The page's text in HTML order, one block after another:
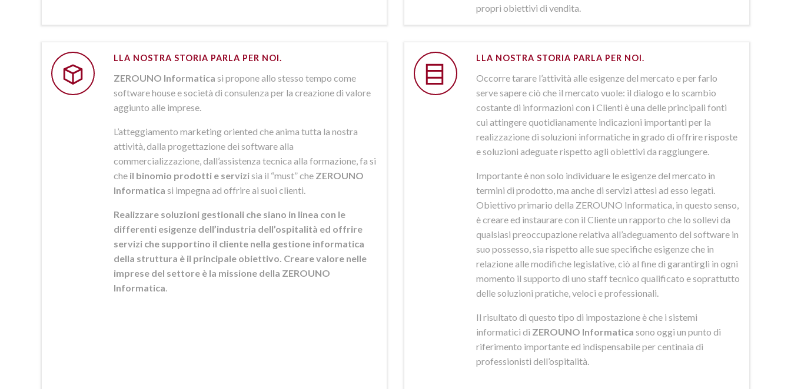
propri obiettivi di vendita.
LLA NOSTRA STORIA PARLA PER NOI.
ZEROUNO Informatica si propone allo stesso tempo come
software house e società di consulenza per la creazione di valore
aggiunto alle imprese.
L’atteggiamento marketing oriented che anima tutta la nostra
attività, dalla progettazione dei software alla
commercializzazione, dall’assistenza tecnica alla formazione, fa si
che il binomio prodotti e servizisia il “must” che ZEROUNO
Informatica si impegna ad offrire ai suoi clienti.
Realizzare soluzioni gestionali che siano in linea con le
differenti esigenze dell’industria dell’ospitalità ed offrire
servizi che supportino il cliente nella gestione informatica
della struttura è il principale obiettivo. Creare valore nelle
imprese del settore è la missione della ZEROUNO
Informatica
LLA NOSTRA STORIA PARLA PER NOI.
Occorre tarare l’attività alle esigenze del mercato e per farlo
serve sapere ciò che il mercato vuole: il dialogo e lo scambio
costante di informazioni con i Clienti è una delle principali fonti
cui attingere quotidianamente indicazioni importanti per la
realizzazione di soluzioni informatiche in grado di offrire risposte
e soluzioni adeguate rispetto agli obiettivi da raggiungere.
Importante è non solo individuare le esigenze del mercato in
termini di prodotto, ma anche di servizi attesi ad esso legati.
Obiettivo primario della ZEROUNO Informatica, in questo senso,
è creare ed instaurare con il Cliente un rapporto che lo sollevi da
qualsiasi preoccupazione relativa all’adeguamento del software in
suo possesso, sia rispetto alle sue specifiche esigenze che in
relazione alle modifiche legislative, ciò al fine di garantirgli in ogni
momento il supporto di uno staff tecnico qualificato e soprattutto
delle soluzioni pratiche, veloci e professionali.
Il risultato di questo tipo di impostazione è che i sistemi
informatici di ZEROUNO Informatica sono oggi un punto di
riferimento importante ed indispensabile per centinaia di
professionisti dell’ospitalità.